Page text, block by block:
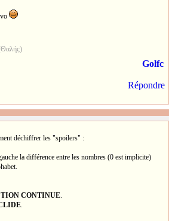
Golfc
Répondre
déchiffrer les "spoilers" :
la différence entre les nombres (0 est implicite)
CONTINUE.
.